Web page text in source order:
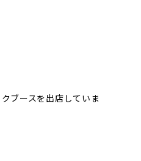
ブースを出店していま